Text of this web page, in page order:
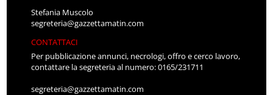
Stefania Muscolo
segreteria@gazzettamatin.com
CONTATTACI
Per pubblicazione annunci, necrologi, offro e cerco lavoro,
contattare la segreteria al numero: 0165/231711
segreteria@gazzettamatin.com